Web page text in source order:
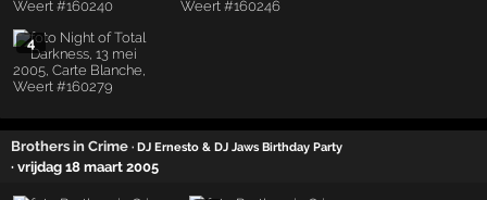
4
Brothers in Crime · DJ Ernesto & DJ Jaws Birthday Party
· vrijdag 18 maart 2005